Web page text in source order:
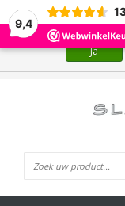
9,4Wij slaan cookies op
Ja